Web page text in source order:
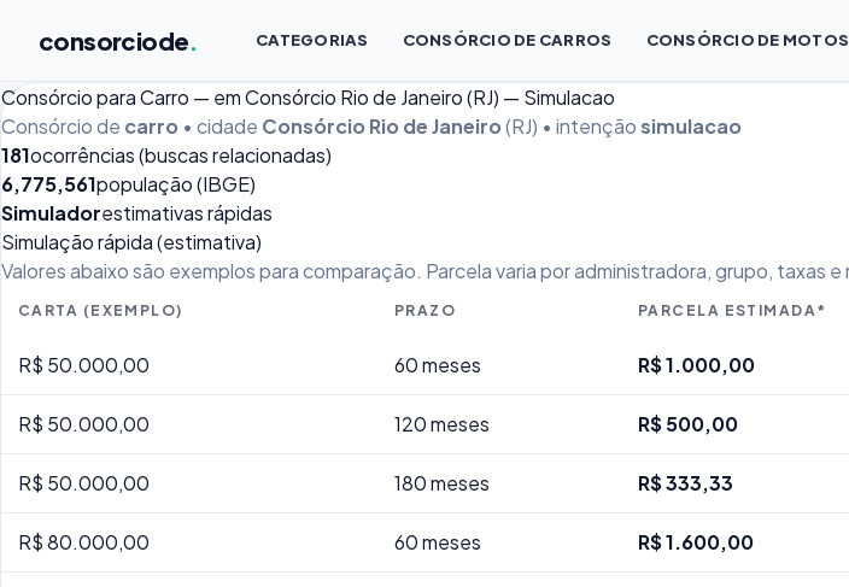
consorciode. CATEGORIAS CONSÓRCIO DE CARROS CONSÓRCIO DE MOTOS
Consórcio para Carro — em Consórcio Rio de Janeiro (RJ) — Simulacao
Consórcio de carro • cidade Consórcio Rio de Janeiro(RJ) • intençãosimulacao
181ocorrências (buscas relacionadas)
6,775,561população (IBGE)
Simuladorestimativas rápidas
Simulação rápida (estimativa)
Valores abaixo são exemplos para comparação. Parcela varia por administradora, grupo, taxas e
CARTA (EXEMPLO) PRAZO PARCELA ESTIMADA*
R$ 50.000,00 60 meses R$ 1.000,00
R$ 50.000,00 120 meses R$ 500,00
R$ 50.000,00 180 meses R$ 333,33
R$ 80.000,00 60 meses R$ 1.600,00